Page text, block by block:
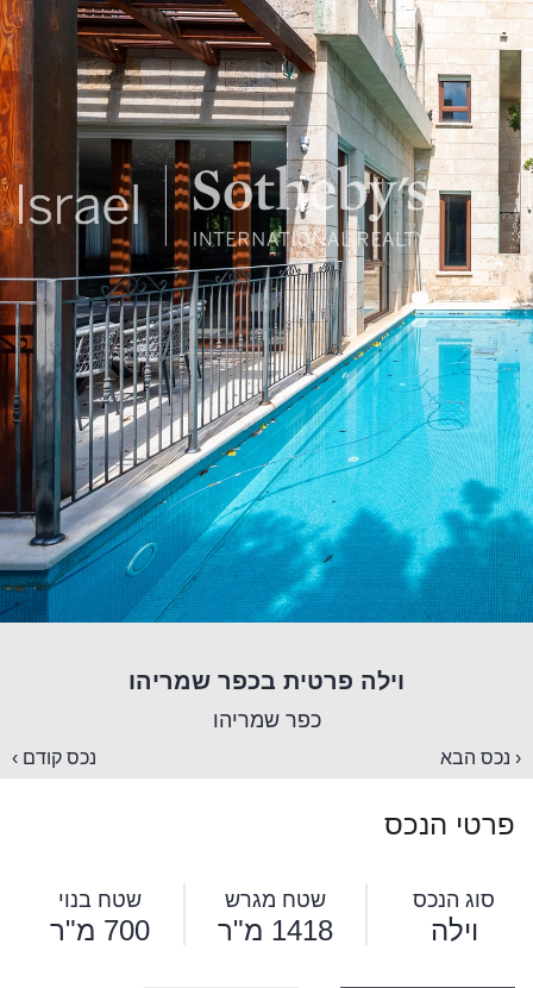
וילה פרטית בכפר שמריהו
כפר שמריהו
‹ נכס הבא נכס קודם ›
פרטי הנכס
סוג הנכס
וילה
שטח מגרש
1418 מ"ר
שטח בנוי
700 מ"ר